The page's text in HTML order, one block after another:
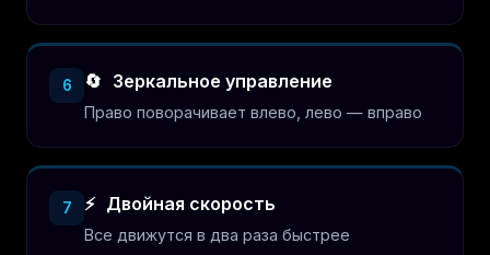
6 🔄 Зеркальное управление
Право поворачивает влево, лево — вправо
7 ⚡ Двойная скорость
Все движутся в два раза быстрее